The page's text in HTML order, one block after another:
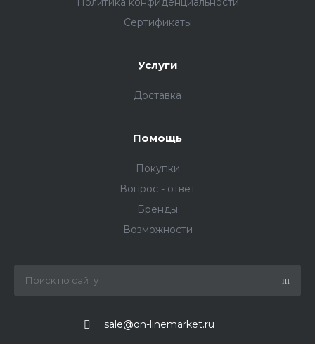
Сертификаты
Услуги
Доставка
Помощь
Покупки
Вопрос - ответ
Бренды
Возможности
sale@on-linemarket.ru